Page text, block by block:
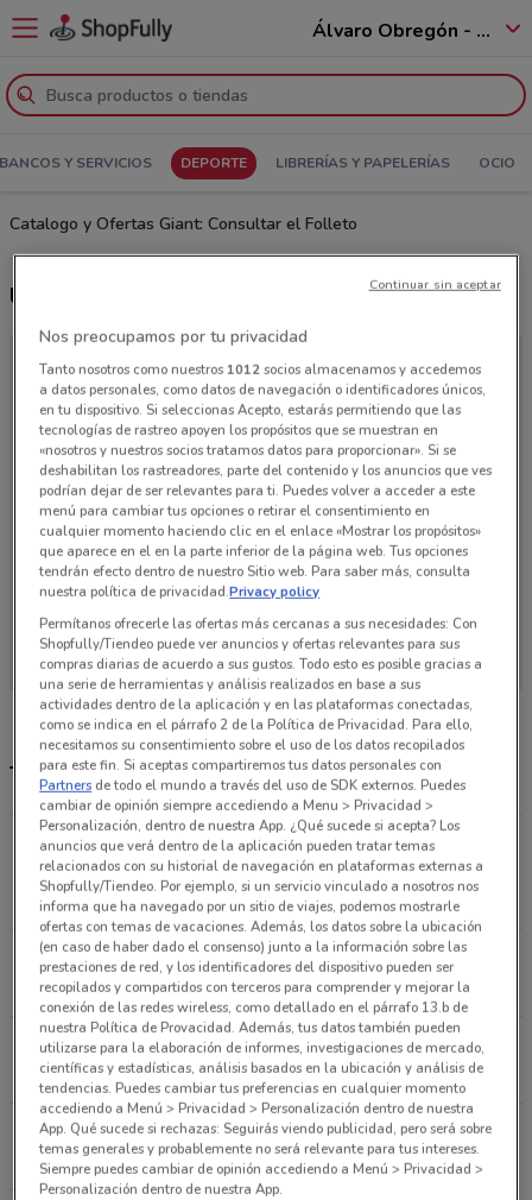
Álvaro Obregón - 01520
BANCOS Y SERVICIOS DEPORTE LIBRERÍAS Y PAPELERÍAS OCIO
Catalogo y Ofertas Giant: Consultar el Folleto
Últimas ofertas Giant
En este momento no hay ofertas vigentes
Tiendas Giant más cercanas
Parque Mariscal Sucre 34 Local A, Col. Del Valle
Del. Benito Juárez DF Ciudad De México
635 m
Avenida México #117 Ciudad De México
3.8 km
Lamartine 311, Polanco Ciudad De México
5.2 km
Boulevard Picacho Ajusco 528 Ciudad De México
12 km
Nos preocupamos por tu privacidad
Tanto nosotros como nuestros 1012socios almacenamos y accedemos
a datos personales, como datos de navegación o identificadores únicos,
en tu dispositivo. Si seleccionas Acepto, estarás permitiendo que las
tecnologías de rastreo apoyen los propósitos que se muestran en
«nosotros y nuestros socios tratamos datos para proporcionar». Si se
deshabilitan los rastreadores, parte del contenido y los anuncios que ves
podrían dejar de ser relevantes para ti. Puedes volver a acceder a este
menú para cambiar tus opciones o retirar el consentimiento en
cualquier momento haciendo clic en el enlace «Mostrar los propósitos»
que aparece en el en la parte inferior de la página web. Tus opciones
tendrán efecto dentro de nuestro Sitio web. Para saber más, consulta
nuestra política de privacidad.Privacy policy
Permítanos ofrecerle las ofertas más cercanas a sus necesidades: Con
Shopfully/Tiendeo puede ver anuncios y ofertas relevantes para sus
compras diarias de acuerdo a sus gustos. Todo esto es posible gracias a
una serie de herramientas y análisis realizados en base a sus
actividades dentro de la aplicación y en las plataformas conectadas,
como se indica en el párrafo 2 de la Política de Privacidad. Para ello,
necesitamos su consentimiento sobre el uso de los datos recopilados
para este fin. Si aceptas compartiremos tus datos personales con
Partners de todo el mundo a través del uso de SDK externos. Puedes
cambiar de opinión siempre accediendo a Menu > Privacidad >
Personalización, dentro de nuestra App. ¿Qué sucede si acepta? Los
anuncios que verá dentro de la aplicación pueden tratar temas
relacionados con su historial de navegación en plataformas externas a
Shopfully/Tiendeo. Por ejemplo, si un servicio vinculado a nosotros nos
informa que ha navegado por un sitio de viajes, podemos mostrarle
ofertas con temas de vacaciones. Además, los datos sobre la ubicación
(en caso de haber dado el consenso) junto a la información sobre las
prestaciones de red, y los identificadores del dispositivo pueden ser
recopilados y compartidos con terceros para comprender y mejorar la
conexión de las redes wireless, como detallado en el párrafo 13.b de
nuestra Política de Provacidad. Además, tus datos también pueden
utilizarse para la elaboración de informes, investigaciones de mercado,
científicas y estadísticas, análisis basados en la ubicación y análisis de
tendencias. Puedes cambiar tus preferencias en cualquier momento
accediendo a Menú > Privacidad > Personalización dentro de nuestra
App. Qué sucede si rechazas: Seguirás viendo publicidad, pero será sobre
temas generales y probablemente no será relevante para tus intereses.
Siempre puedes cambiar de opinión accediendo a Menú > Privacidad >
Personalización dentro de nuestra App.
Continuar sin aceptar